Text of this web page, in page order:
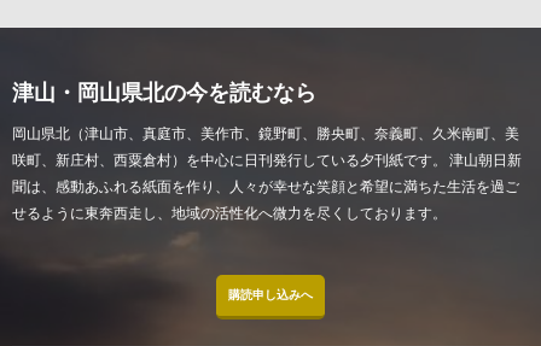
津山・岡山県北の今を読むなら
岡山県北（津山市、真庭市、美作市、鏡野町、勝央町、奈義町、久米南町、美
咲町、新庄村、西粟倉村）を中心に日刊発行している夕刊紙です。 津山朝日新
聞は、感動あふれる紙面を作り、人々が幸せな笑顔と希望に満ちた生活を過ご
せるように東奔西走し、地域の活性化へ微力を尽くしております。
購読申し込みへ